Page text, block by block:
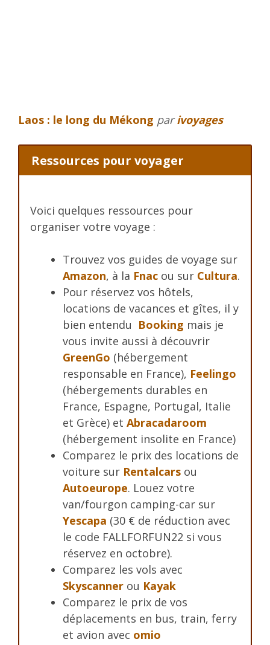
Laos : le long du Mékong parivoyages
Ressources pour voyager
Voici quelques ressources pour
organiser votre voyage :
Trouvez vos guides de voyage sur
Amazon, à la Fnac ou sur Cultura.
Pour réservez vos hôtels,
locations de vacances et gîtes, il y
bien entendu Booking mais je
vous invite aussi à découvrir
GreenGo (hébergement
responsable en France), Feelingo
(hébergements durables en
France, Espagne, Portugal, Italie
et Grèce) et Abracadaroom
(hébergement insolite en France)
Comparez le prix des locations de
voiture sur Rentalcars ou
Autoeurope. Louez votre
van/fourgon camping-car sur
Yescapa (30 € de réduction avec
le code FALLFORFUN22 si vous
réservez en octobre).
Comparez les vols avec
Skyscanner ou Kayak
Comparez le prix de vos
déplacements en bus, train, ferry
et avion avec omio